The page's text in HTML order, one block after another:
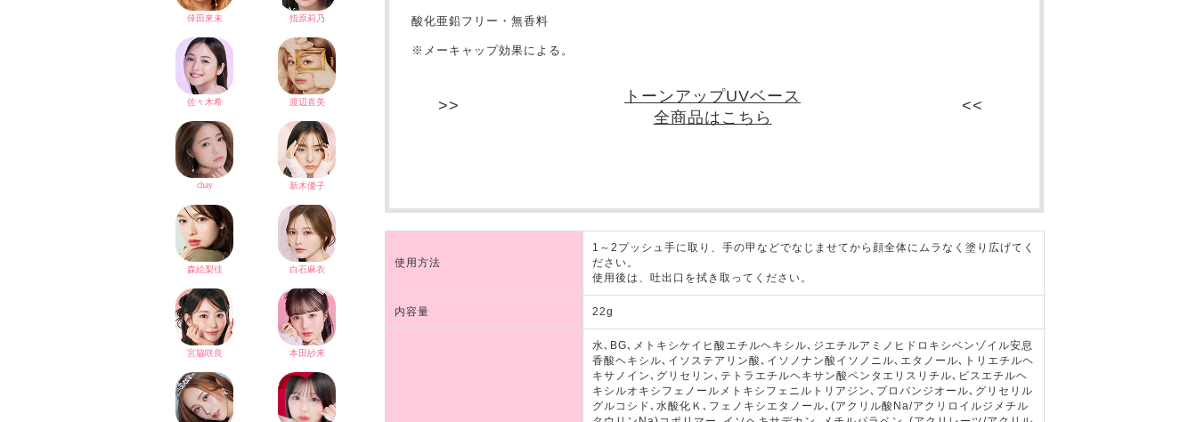
酸化亜鉛フリー・無香料
※メーキャップ効果による。
トーンアップUVベース
全商品はこちら
使用方法
1～2プッシュ手に取り、手の甲などでなじませてから顔全体にムラなく塗り広げてく
ださい。
使用後は、吐出口を拭き取ってください。
内容量 22g
水､BG､メトキシケイヒ酸エチルヘキシル､ジエチルアミノヒドロキシベンゾイル安息
香酸ヘキシル､イソステアリン酸､イソノナン酸イソノニル､エタノール､トリエチルヘ
キサノイン､グリセリン､テトラエチルヘキサン酸ペンタエリスリチル､ビスエチルヘ
キシルオキシフェノールメトキシフェニルトリアジン､プロパンジオール､グリセリル
グルコシド､水酸化Ｋ､フェノキシエタノール､(アクリル酸Na/アクリロイルジメチル